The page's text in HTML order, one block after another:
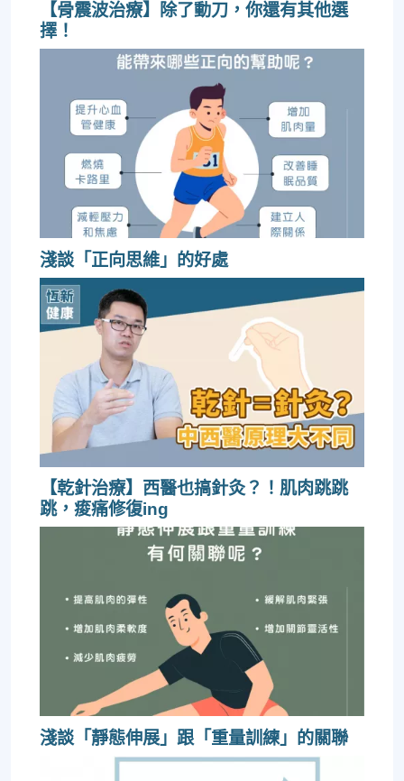
【骨震波治療】除了動刀，你還有其他選
擇！
淺談「正向思維」的好處
【乾針治療】西醫也搞針灸？！肌肉跳跳
跳，痠痛修復ing
淺談「靜態伸展」跟「重量訓練」的關聯